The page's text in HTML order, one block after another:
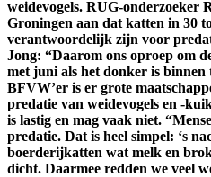
weidevogels. RUG-onderzoeker
Groningen aan dat katten in 30
verantwoordelijk zijn voor
Jong: “Daarom ons oproep om
met juni als het donker is binnen
BFVW’er is er grote
predatie van weidevogels en -
is lastig en mag vaak niet.
predatie. Dat is heel simpel: ‘s
boerderijkatten wat melk en
dicht. Daarmee redden we veel